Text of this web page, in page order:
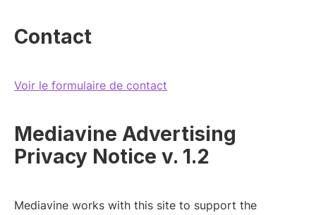
Contact
Voir le formulaire de contact
Mediavine Advertising
Privacy Notice v. 1.2
Mediavine works with this site to support the